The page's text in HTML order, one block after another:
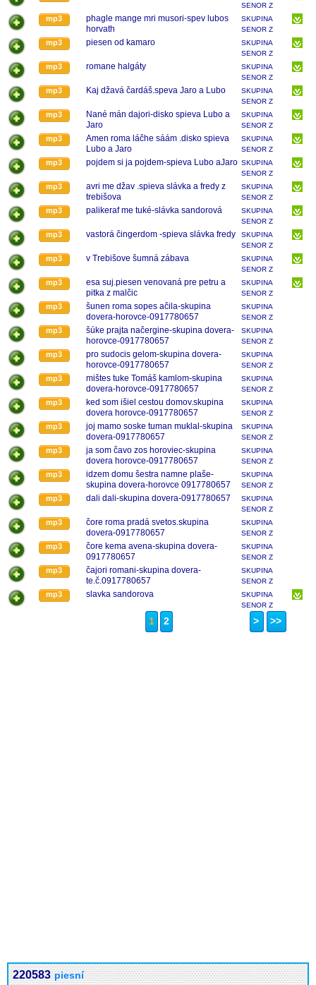
SENOR Z
KOŠÍC
mp3
phagle mange mri musori-spev lubos
horvath
SKUPINA
SENOR Z
KOŠÍC
mp3 piesen od kamaro
SKUPINA
SENOR Z
KOŠÍC
mp3 romane halgáty
SKUPINA
SENOR Z
KOŠÍC
mp3 Kaj džavá čardáš.speva Jaro a Lubo
SKUPINA
SENOR Z
KOŠÍC
mp3
Nané mán dajori-disko spieva Lubo a
Jaro
SKUPINA
SENOR Z
KOŠÍC
mp3
Amen roma láčhe sáám .disko spieva
Lubo a Jaro
SKUPINA
SENOR Z
KOŠÍC
mp3 pojdem si ja pojdem-spieva Lubo aJaro SKUPINA
SENOR Z
KOŠÍC
mp3
avri me džav .spieva slávka a fredy z
trebišova
SKUPINA
SENOR Z
KOŠÍC
mp3 palikeraf me tuké-slávka sandorová
SKUPINA
SENOR Z
KOŠÍC
mp3 vastorá čingerdom -spieva slávka fredy
SKUPINA
SENOR Z
KOŠÍC
mp3 v Trebišove šumná zábava
SKUPINA
SENOR Z
KOŠÍC
mp3
esa suj.piesen venovaná pre petru a
pitka z malčic
SKUPINA
SENOR Z
KOŠÍC
mp3
šunen roma sopes ačila-skupina
dovera-horovce-0917780657
SKUPINA
SENOR Z
KOŠÍC
mp3
šúke prajta načergine-skupina dovera-
horovce-0917780657
SKUPINA
SENOR Z
KOŠÍC
mp3
pro sudocis gelom-skupina dovera-
horovce-0917780657
SKUPINA
SENOR Z
KOŠÍC
mp3
mištes tuke Tomáš kamlom-skupina
dovera-horovce-0917780657
SKUPINA
SENOR Z
KOŠÍC
mp3
ked som išiel cestou domov.skupina
dovera horovce-0917780657
SKUPINA
SENOR Z
KOŠÍC
mp3
joj mamo soske tuman muklal-skupina
dovera-0917780657
SKUPINA
SENOR Z
KOŠÍC
mp3
ja som čavo zos horoviec-skupina
dovera horovce-0917780657
SKUPINA
SENOR Z
KOŠÍC
mp3
idzem domu šestra namne plaše-
skupina dovera-horovce 0917780657
SKUPINA
SENOR Z
KOŠÍC
mp3 dali dali-skupina dovera-0917780657
SKUPINA
SENOR Z
KOŠÍC
mp3
čore roma pradá svetos.skupina
dovera-0917780657
SKUPINA
SENOR Z
KOŠÍC
mp3
čore kema avena-skupina dovera-
0917780657
SKUPINA
SENOR Z
KOŠÍC
mp3
čajori romani-skupina dovera-
te.č.0917780657
SKUPINA
SENOR Z
KOŠÍC
mp3 slavka sandorova
SKUPINA
SENOR Z
KOŠÍC
1 2 > >>
220583 piesní